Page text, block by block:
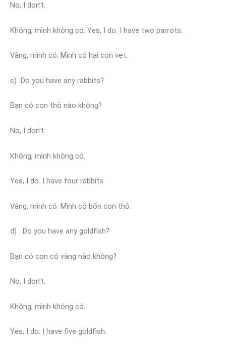
No, I don’t.
Không, mình không có. Yes, I do. I have two parrots.
Vâng, mình có. Mình có hai con vẹt.
c) Do you have any rabbits?
Bạn có con thỏ nào không?
No, I don’t.
Không, mình không có.
Yes, I do. I have four rabbits.
Vâng, mình có. Mình có bốn con thỏ.
d) Do you have any goldfish?
Bạn có con có vàng nào không?
No, I don’t.
Không, mình không có.
Yes, I do. I have five goldfish.